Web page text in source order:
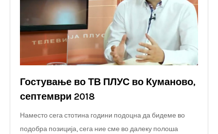
Гостување во ТВ ПЛУС во Куманово,
септември 2018
Наместо сега стотина години подоцна да бидеме во
подобра позиција, сега ние сме во далеку полоша